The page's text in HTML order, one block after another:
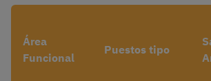
Área
Funcional
Puestos tipo